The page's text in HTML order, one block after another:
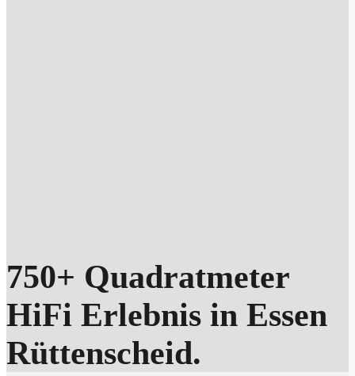
750+ Quadratmeter
HiFi Erlebnis in Essen
Rüttenscheid.